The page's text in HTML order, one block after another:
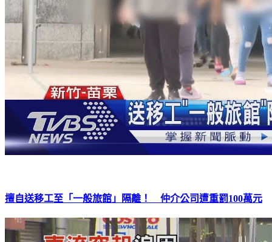
擅自送移工至「一般旅館」隔離！ 仲介公司遭重罰100萬元